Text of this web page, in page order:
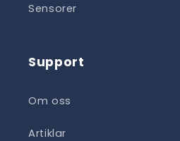
Sensorer
Support
Om oss
Artiklar